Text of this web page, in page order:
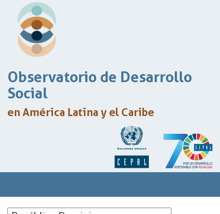
Observatorio de Desarrollo
Social
en América Latina y el Caribe